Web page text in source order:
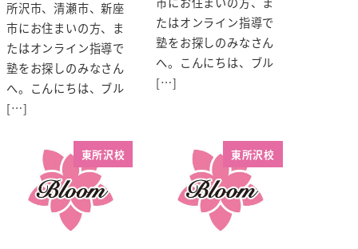
所沢市、清瀬市、新座
市にお住まいの方、ま
たはオンライン指導で
塾をお探しのみなさん
へ。こんにちは、ブル
[…]
たはオンライン指導で
塾をお探しのみなさん
へ。こんにちは、ブル
[…]
東所沢校 東所沢校